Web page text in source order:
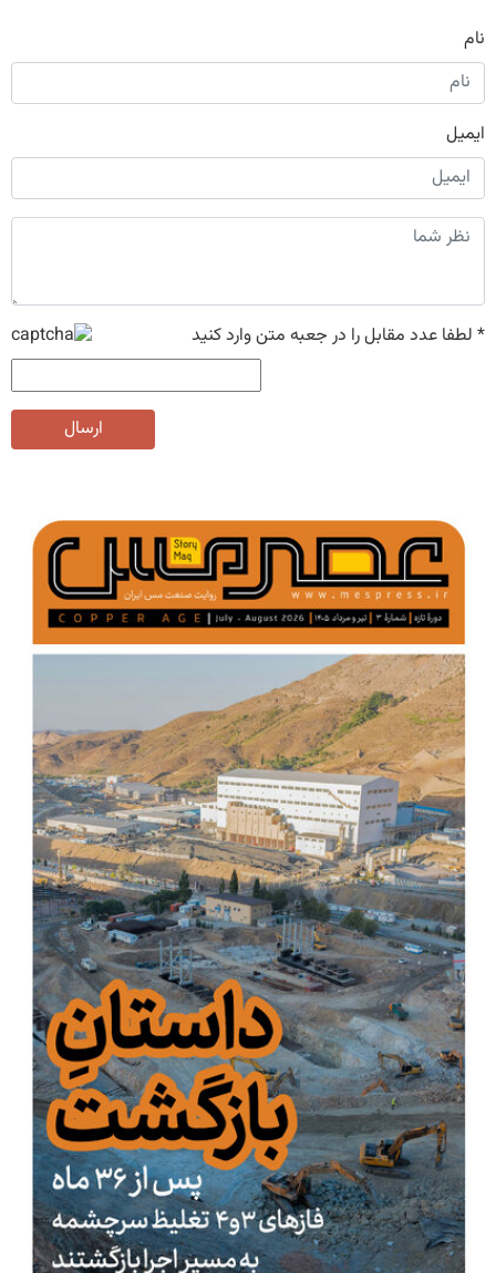
نام
ایمیل
* لطفا عدد مقابل را در جعبه متن وارد کنید
ارسال